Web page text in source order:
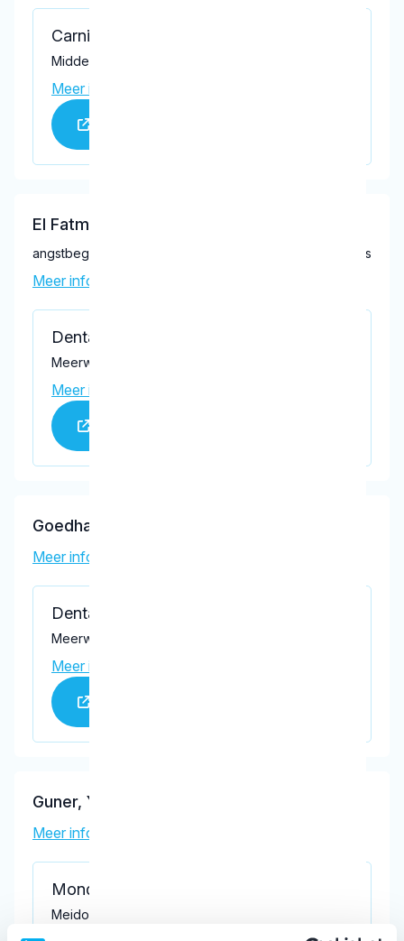
Carnisse Mondzorg
Middeldijkerplein 16-18, Barendrecht 2993 DL
Meer informatie praktijk
El Fatmi Kholti, K.
angstbegeleiding , endodontoloog , restauratief tandarts
Meer informatie tandarts
Dental Clinics Barendrecht
Meerwedesingel 52, Barendrecht 2993 GP
Meer informatie praktijk
Goedhart-Schutte, D.S.
Meer informatie tandarts
Dental Clinics Barendrecht
Meerwedesingel 52, Barendrecht 2993 GP
Meer informatie praktijk
Guner, Y.
Meer informatie tandarts
Mondzorg barendrecht
Meidoorn 2a, Barendrecht 2992 VM